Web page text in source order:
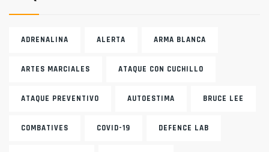
ADRENALINA ALERTA ARMA BLANCA
ARTES MARCIALES ATAQUE CON CUCHILLO
ATAQUE PREVENTIVO AUTOESTIMA BRUCE LEE
COMBATIVES COVID-19 DEFENCE LAB